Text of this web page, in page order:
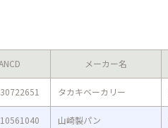
メーカー名
タカキベーカリー
山崎製パン